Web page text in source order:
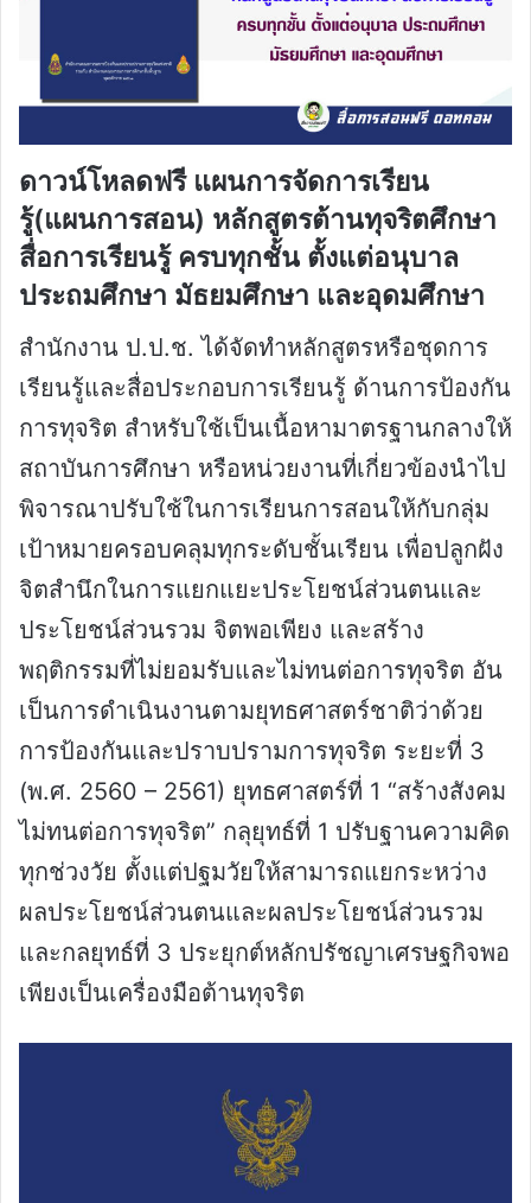
ดาวน์โหลดฟรี แผนการจัดการเรียน
รู้(แผนการสอน) หลักสูตรต้านทุจริตศึกษา
สื่อการเรียนรู้ ครบทุกชั้น ตั้งแต่อนุบาล
ประถมศึกษา มัธยมศึกษา และอุดมศึกษา
สำนักงาน ป.ป.ช. ได้จัดทำหลักสูตรหรือชุดการ
เรียนรู้และสื่อประกอบการเรียนรู้ ด้านการป้องกัน
การทุจริต สำหรับใช้เป็นเนื้อหามาตรฐานกลางให้
สถาบันการศึกษา หรือหน่วยงานที่เกี่ยวข้องนำไป
พิจารณาปรับใช้ในการเรียนการสอนให้กับกลุ่ม
เป้าหมายครอบคลุมทุกระดับชั้นเรียน เพื่อปลูกฝัง
จิตสำนึกในการแยกแยะประโยชน์ส่วนตนและ
ประโยชน์ส่วนรวม จิตพอเพียง และสร้าง
พฤติกรรมที่ไม่ยอมรับและไม่ทนต่อการทุจริต อัน
เป็นการดำเนินงานตามยุทธศาสตร์ชาติว่าด้วย
การป้องกันและปราบปรามการทุจริต ระยะที่ 3
(พ.ศ. 2560 – 2561) ยุทธศาสตร์ที่ 1 “สร้างสังคม
ไม่ทนต่อการทุจริต” กลุยุทธ์ที่ 1 ปรับฐานความคิด
ทุกช่วงวัย ตั้งแต่ปฐมวัยให้สามารถแยกระหว่าง
ผลประโยชน์ส่วนตนและผลประโยชน์ส่วนรวม
และกลยุทธ์ที่ 3 ประยุกต์หลักปรัชญาเศรษฐกิจพอ
เพียงเป็นเครื่องมือต้านทุจริต